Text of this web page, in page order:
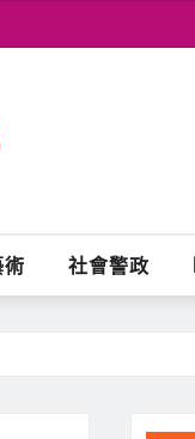
術 社會警政